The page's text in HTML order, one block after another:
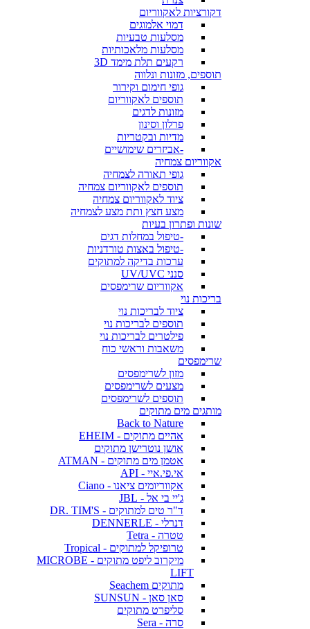
דקורציות לאקווריום
דמוי אלמוגים
מסלעות טבעיות
מסלעות מלאכותיות
רקעים תלת מימד 3D
תוספים, מזונות ונלווה
גופי חימום וקירור
תוספים לאקווריום
מזונות לדגים
פרלון וסינון
מדיות ובקטריות
-אביזרים שימושיים
אקווריום צמחיה
גופי תאורה לצמחיה
תוספים לאקווריום צמחיה
ציוד לאקווריום צמחיה
מצע חצץ ותת מצע לצמחיה
שונות ופתרון בעיות
-טיפול במחלות דגים
-טיפול באצות טורדניות
ערכות בדיקה למתוקים
סנני UV/UVC
אקווריום שרימפסים
בריכות נוי
ציוד לבריכות נוי
תוספים לבריכות נוי
פילטרים לבריכות נוי
משאבות וראשי כוח
שרימפסים
מזון לשרימפסים
מצעים לשרימפסים
תוספים לשרימפסים
מותגים מים מתוקים
Back to Nature
אהיים מתוקים - EHEIM
אושן נוטרישן מתוקים
אטמן מים מתוקים - ATMAN
אי.פי.איי - API
אקווריומים ציאנו - Ciano
ג'יי בי אל - JBL
ד"ר טים למתוקים - DR. TIM'S
דנרלי - DENNERLE
טטרה - Tetra
טרופיקל למתוקים - Tropical
מיקרוב ליפט מתוקים - MICROBE
LIFT
מתוקים Seachem
סאן סאן - SUNSUN
סליפרט מתוקים
סרה - Sera